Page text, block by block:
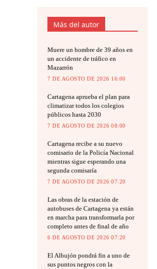
Más del autor
Muere un hombre de 39 años en
un accidente de tráfico en
Mazarrón
7 DE AGOSTO DE 2026 16:00
Cartagena aprueba el plan para
climatizar todos los colegios
públicos hasta 2030
7 DE AGOSTO DE 2026 08:00
Cartagena recibe a su nuevo
comisario de la Policía Nacional
mientras sigue esperando una
segunda comisaría
7 DE AGOSTO DE 2026 07:20
Las obras de la estación de
autobuses de Cartagena ya están
en marcha para transformarla por
completo antes de final de año
6 DE AGOSTO DE 2026 07:20
El Albujón pondrá fin a uno de
sus puntos negros con la